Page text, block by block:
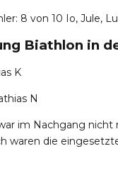
8 von 10 Io, Jule,
Biathlon in
K
N
im Nachgang nicht
waren die